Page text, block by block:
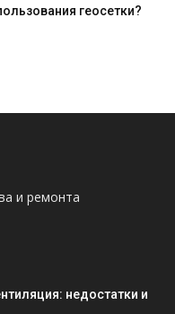
геосетки?
и ремонта
недостатки и